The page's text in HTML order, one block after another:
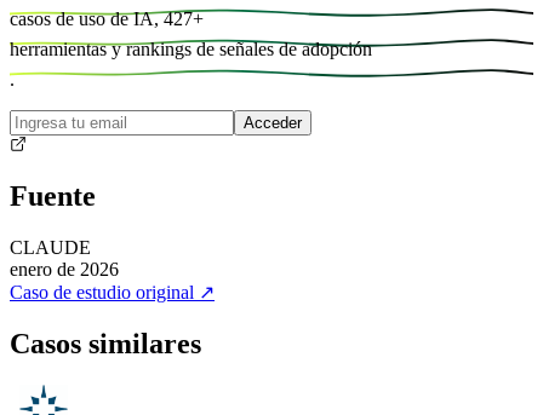
casos de uso de IA, 427+
herramientas y rankings de señales de adopción
.
Acceder
Fuente
CLAUDE
enero de 2026
Caso de estudio original ↗
Casos similares